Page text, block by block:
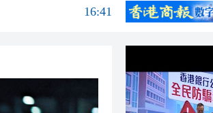
16:37